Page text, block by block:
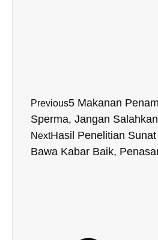
Previous5 Makanan
Sperma, Jangan
NextHasil Penelitian
Bawa Kabar Baik,